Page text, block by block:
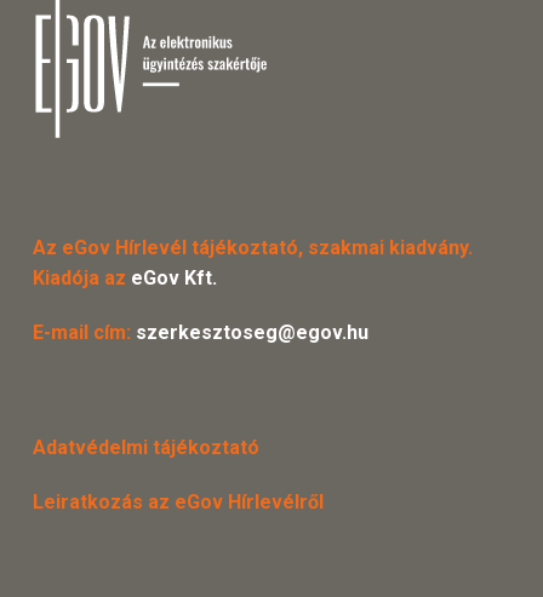
Az eGov Hírlevél tájékoztató, szakmai kiadvány.
Kiadója az eGov Kft.
E-mail cím: szerkesztoseg@egov.hu
Adatvédelmi tájékoztató
Leiratkozás az eGov Hírlevélről